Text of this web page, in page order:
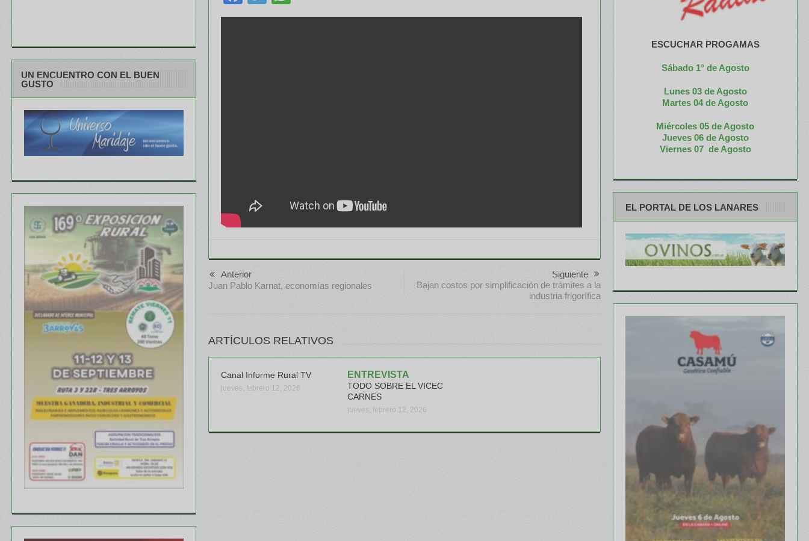
Anterior
Juan Pablo Karnat, economías regionales
Siguiente
Bajan costos por simplificación de trámites a la
industria frigorífica
ARTÍCULOS RELATIVOS
Canal Informe Rural TV
jueves, febrero 12, 2026
ENTREVISTA
TODO SOBRE EL VICEC
CARNES
jueves, febrero 12, 2026
UN ENCUENTRO CON EL BUEN
GUSTO
ESCUCHAR PROGAMAS
Sábado 1° de Agosto
Lunes 03 de Agosto
Martes 04 de Agosto
Miércoles 05 de Agosto
Jueves 06 de Agosto
Viernes 07 de Agosto
EL PORTAL DE LOS LANARES